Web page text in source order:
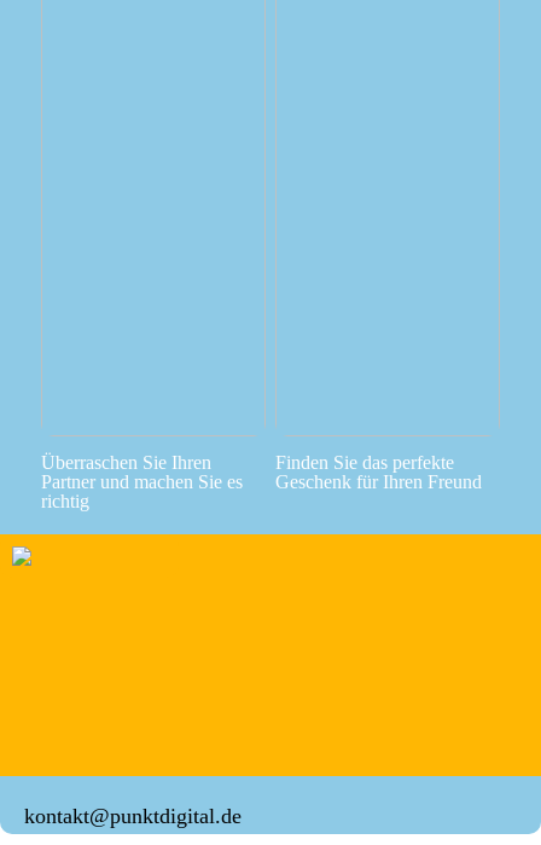
Überraschen Sie Ihren
Partner und machen Sie es
richtig
Finden Sie das perfekte
Geschenk für Ihren Freund
kontakt@punktdigital.de